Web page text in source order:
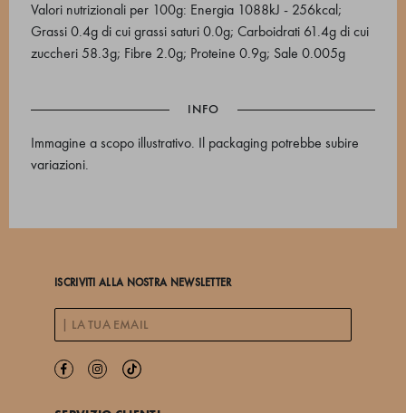
Valori nutrizionali per 100g: Energia 1088kJ - 256kcal;
Grassi 0.4g di cui grassi saturi 0.0g; Carboidrati 61.4g di cui
zuccheri 58.3g; Fibre 2.0g; Proteine 0.9g; Sale 0.005g
INFO
Immagine a scopo illustrativo. Il packaging potrebbe subire
variazioni.
ISCRIVITI ALLA NOSTRA NEWSLETTER